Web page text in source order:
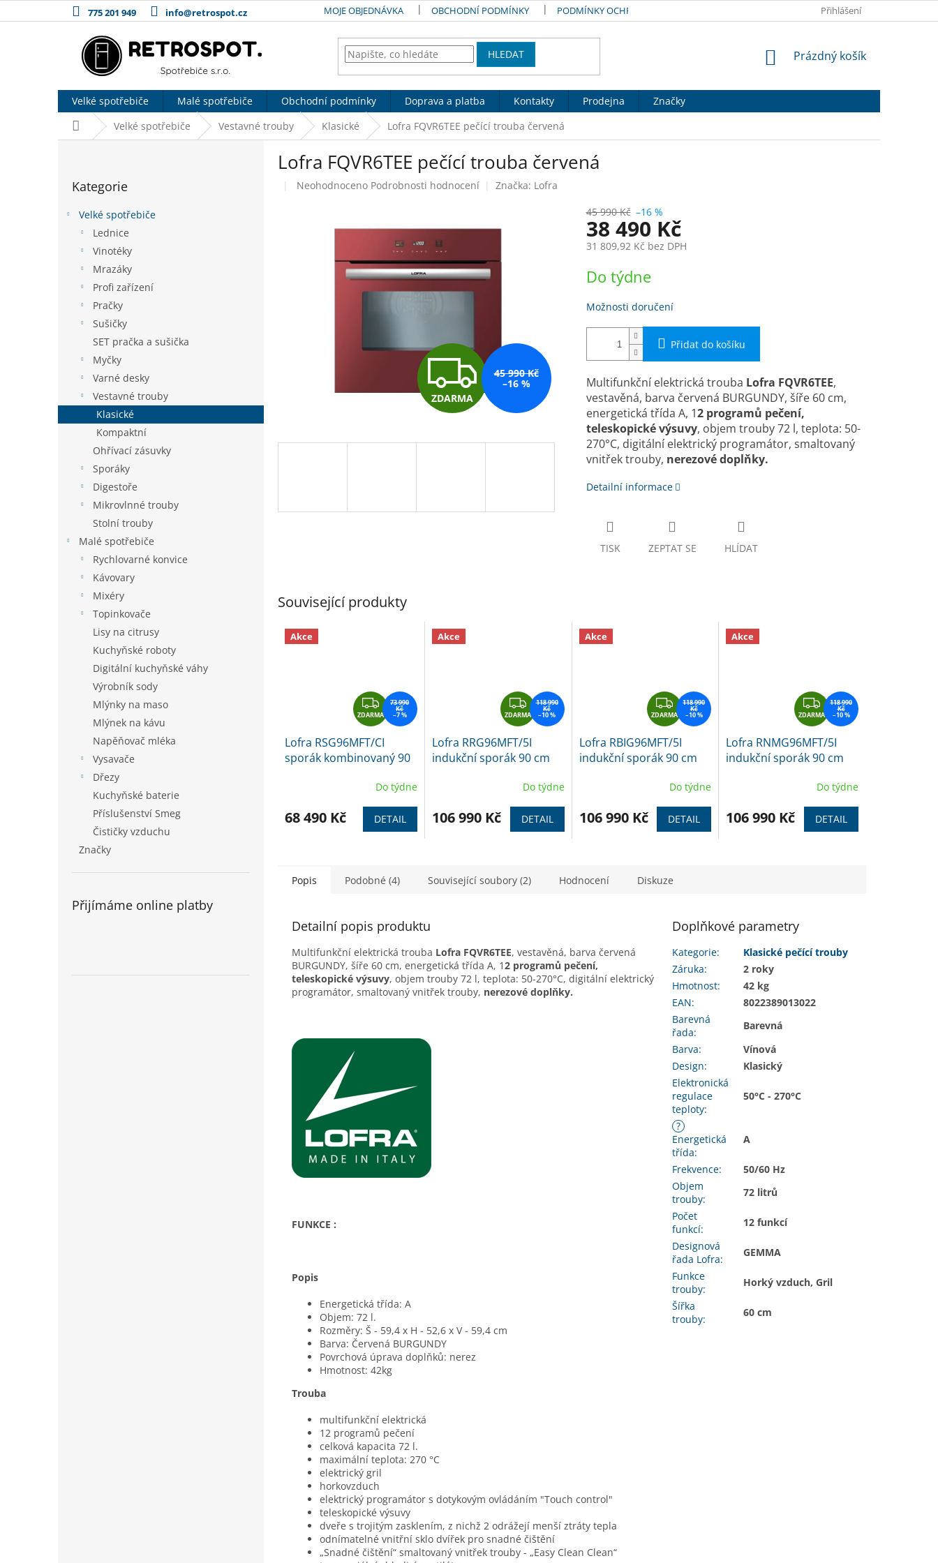
na
775 201 949 info@retrospot.cz MOJE OBJEDNÁVKA OBCHODNÍ PODMÍNKY PODMÍNKY OCHRANY OSOBNÍCH ÚDAJŮ DOPRAVA A PLATBAPřihlášení
HLEDAT
NÁKUPNÍ
Prázdný košík
Velké spotřebiče Malé spotřebiče Obchodní podmínky Doprava a platba Kontakty Prodejna
Značky
Domů Velké spotřebiče Vestavné trouby Klasické Lofra FQVR6TEE pečící trouba červená
kategorie
Kategorie
Velké spotřebiče
Lednice
Vinotéky
Mrazáky
Profi zařízení
Pračky
Sušičky
SET pračka a sušička
Myčky
Varné desky
Vestavné trouby
Klasické
Kompaktní
Ohřívací zásuvky
Sporáky
Digestoře
Mikrovlnné trouby
Stolní trouby
Malé spotřebiče
Rychlovarné konvice
Kávovary
Mixéry
Topinkovače
Lisy na citrusy
Kuchyňské roboty
Digitální kuchyňské váhy
Výrobník sody
Mlýnky na maso
Mlýnek na kávu
Napěňovač mléka
Vysavače
Dřezy
Kuchyňské baterie
Příslušenství Smeg
Čističky vzduchu
Značky
Přijímáme online platby
Lofra FQVR6TEE pečící trouba červená
Průměrné
Neohodnoceno Podrobnosti hodnocení Značka: Lofra
Z
D
R
ZDARMA
45 990 Kč
–16 %
45 990 Kč –16 %
38 490 Kč
31 809,92 Kč bez DPH
cena:
Do týdne
Možnosti doručení
Přidat do košíku
Multifunkční elektrická trouba Lofra FQVR6TEE,
vestavěná, barva červená BURGUNDY, ší­ře 60 cm,
energetická třída A, 12 programů pečení,
teleskopické výsuvy, objem trouby 72 l, teplota: 50-
270°C, digitální elektrický programátor, smaltovaný
vnitřek trouby, nerezové doplňky.
Detailní informace
TISK ZEPTAT SE HLÍDAT
Související produkty
Akce
Z
D
A
R
M
A
ZDARMA
73 990
Kč
–7 %
Lofra RSG96MFT/CI
sporák kombinovaný 90
Do týdne
68 490 Kč DETAIL
Akce
Z
D
A
R
A
ZDARMA
118 990
Kč
–10 %
Lofra RRG96MFT/5I
indukční sporák 90 cm
Do týdne
106 990 Kč DETAIL
Akce
Z
D
A
R
A
ZDARMA
118 990
Kč
–10 %
Lofra RBIG96MFT/5I
indukční sporák 90 cm
Do týdne
106 990 Kč DETAIL
Akce
Z
D
A
R
A
ZDARMA
118 990
Kč
–10 %
Lofra RNMG96MFT/5I
indukční sporák 90 cm
Do týdne
106 990 Kč DETAIL
Popis Podobné (4) Související soubory (2) Hodnocení Diskuze
Detailní popis produktu
Multifunkční elektrická trouba Lofra FQVR6TEE, vestavěná, barva červená
BURGUNDY, ší­ře 60 cm, energetická třída A, 12 programů pečení,
teleskopické výsuvy, objem trouby 72 l, teplota: 50-270°C, digitální elektrický
programátor, smaltovaný vnitřek trouby, nerezové doplňky.
FUNKCE :
Popis
Energetická třída: A
Objem: 72 l.
Rozměry: Š - 59,4 x H - 52,6 x V - 59,4 cm
Barva: Červená BURGUNDY
Povrchová úprava doplňků: nerez
Hmotnost: 42kg
Trouba
multifunkční elektrická
12 programů pečení
celková kapacita 72 l.
maximální teplota: 270 °C
elektrický gril
horkovzduch
elektrický programátor s dotykovým ovládáním "Touch control"
teleskopické výsuvy
dveře s trojitým zasklením, z nichž 2 odrážejí menší ztráty tepla
odnímatelné vnitřní sklo dvířek pro snadné čištění
„Snadné čištění“ smaltovaný vnitřek trouby - „Easy Clean Clean“
Doplňkové parametry
Kategorie:
Klasické pečící trouby
Záruka:
2 roky
Hmotnost:
42 kg
EAN:
8022389013022
Barevná
řada:
Barevná
Barva:
Vínová
Design:
Klasický
Elektronická
regulace
teploty:
50°C - 270°C
?
Energetická
třída:
A
Frekvence:
50/60 Hz
Objem
trouby:
72 litrů
Počet
funkcí:
12 funkcí
Designová
řada Lofra:
GEMMA
Funkce
trouby:
Horký vzduch, Gril
Šířka
trouby:
60 cm